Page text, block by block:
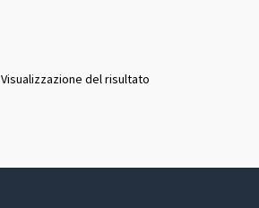
Visualizzazione del risultato